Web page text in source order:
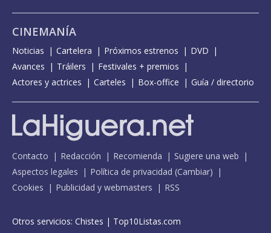
CINEMANÍA
Noticias Cartelera Próximos estrenos
DVD
Avances
Tráilers
Festivales + premios
Actores y actrices
Carteles Box-office Guía / directorio
Contacto Redacción Recomienda
Sugiere una web
Aspectos legales
Política de privacidad (Cambiar)
Cookies
Publicidad y webmasters RSS
Otros servicios: Chistes | Top10Listas.com